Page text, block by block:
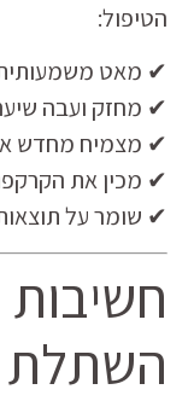
הטיפול:
✔ מאט
✔ מחזק ועבה
✔ מצמיח מחדש
✔ מכין את
✔ שומר על
חשיבות
השתלת